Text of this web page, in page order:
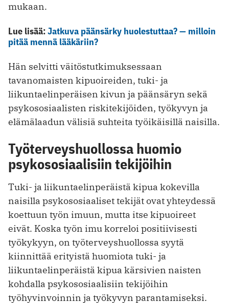
mukaan.
Lue lisää:Jatkuva päänsärky huolestuttaa? — milloin
pitää mennä lääkäriin?
Hän selvitti väitöstutkimuksessaan
tavanomaisten kipuoireiden, tuki- ja
liikuntaelinperäisen kivun ja päänsäryn sekä
psykososiaalisten riskitekijöiden, työkyvyn ja
elämälaadun välisiä suhteita työikäisillä naisilla.
Työterveyshuollossa huomio
psykososiaalisiin tekijöihin
Tuki- ja liikuntaelinperäistä kipua kokevilla
naisilla psykososiaaliset tekijät ovat yhteydessä
koettuun työn imuun, mutta itse kipuoireet
eivät. Koska työn imu korreloi positiivisesti
työkykyyn, on työterveyshuollossa syytä
kiinnittää erityistä huomiota tuki- ja
liikuntaelinperäistä kipua kärsivien naisten
kohdalla psykososiaalisiin tekijöihin
työhyvinvoinnin ja työkyvyn parantamiseksi.